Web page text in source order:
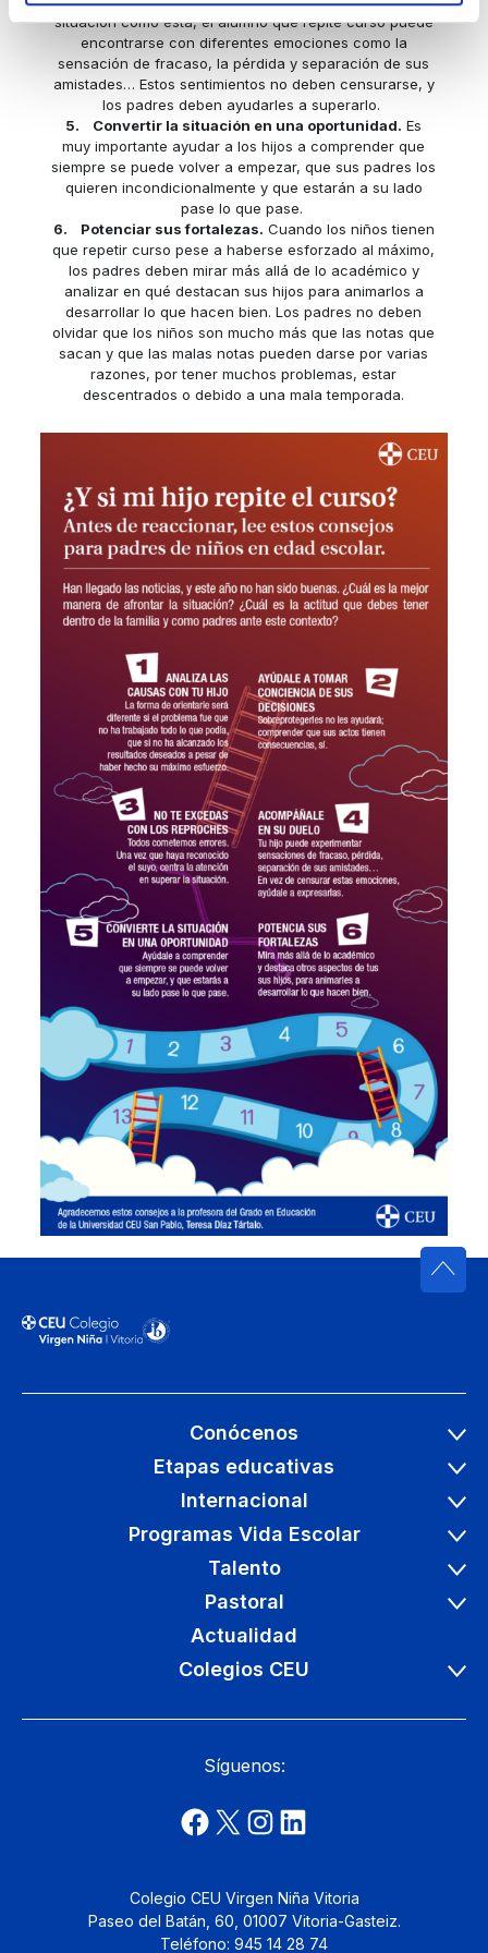
situación como esta, el alumno que repite curso puede
encontrarse con diferentes emociones como la
sensación de fracaso, la pérdida y separación de sus
amistades… Estos sentimientos no deben censurarse, y
los padres deben ayudarles a superarlo.
5. Convertir la situación en una oportunidad. Es
muy importante ayudar a los hijos a comprender que
siempre se puede volver a empezar, que sus padres los
quieren incondicionalmente y que estarán a su lado
pase lo que pase.
6. Potenciar sus fortalezas. Cuando los niños tienen
que repetir curso pese a haberse esforzado al máximo,
los padres deben mirar más allá de lo académico y
analizar en qué destacan sus hijos para animarlos a
desarrollar lo que hacen bien. Los padres no deben
olvidar que los niños son mucho más que las notas que
sacan y que las malas notas pueden darse por varias
razones, por tener muchos problemas, estar
descentrados o debido a una mala temporada.
Conócenos
Etapas educativas
Internacional
Programas Vida Escolar
Talento
Pastoral
Actualidad
Colegios CEU
Síguenos:
Colegio CEU Virgen Niña Vitoria
Paseo del Batán, 60, 01007 Vitoria-Gasteiz.
Teléfono: 945 14 28 74